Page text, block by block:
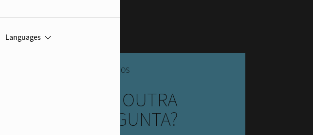
CONTATE-NOS
TEM OUTRA
PERGUNTA?
Languages